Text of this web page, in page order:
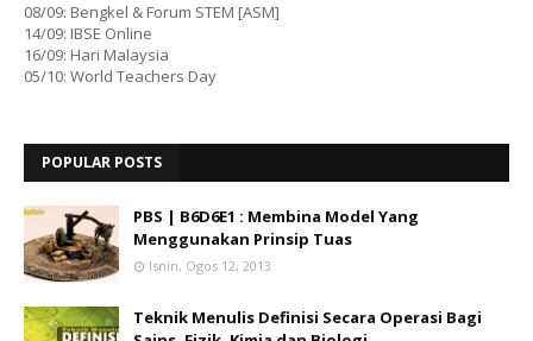
08/09: Bengkel & Forum STEM [ASM]
14/09: IBSE Online
16/09: Hari Malaysia
05/10: World Teachers Day
POPULAR POSTS
PBS | B6D6E1 : Membina Model Yang
Menggunakan Prinsip Tuas
Isnin, Ogos 12, 2013
Teknik Menulis Definisi Secara Operasi Bagi